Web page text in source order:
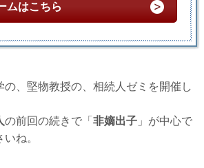
ムはこちら
の、堅物教授の、相続人ゼミを開催し
の前回の続きで「 非嫡出子 」が中心で
ね。